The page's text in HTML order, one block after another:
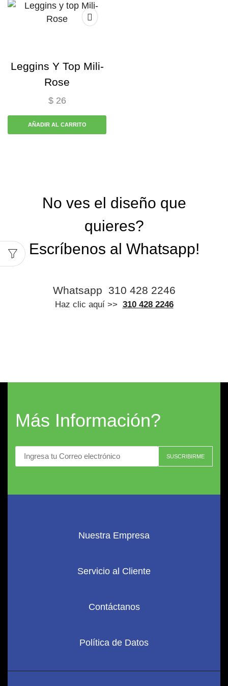
Leggins Y Top Mili-
Rose
$26
AÑADIR AL CARRITO
No ves el diseño que
quieres?
Escríbenos al Whatsapp!
Whatsapp 310 428 2246
Haz clic aquí >> 310 428 2246
Más Información?
Nuestra Empresa
Servicio al Cliente
Contáctanos
Política de Datos